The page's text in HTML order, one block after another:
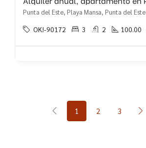
Punta del Este, Playa Mansa, Punta del Este
OK!-90172 3 2 100.00
1 2 3